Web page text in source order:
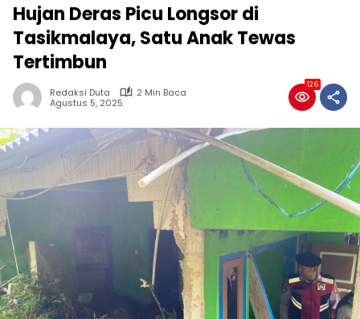
Hujan Deras Picu Longsor di
Tasikmalaya, Satu Anak Tewas
Tertimbun
Redaksi Duta
2 Min Baca
Agustus 5, 2025
126